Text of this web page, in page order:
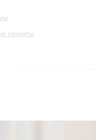
проекты